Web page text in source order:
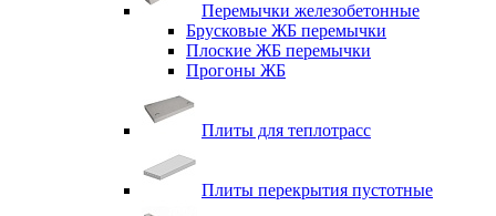
Перемычки железобетонные
Брусковые ЖБ перемычки
Плоские ЖБ перемычки
Прогоны ЖБ
Плиты для теплотрасс
Плиты перекрытия пустотные